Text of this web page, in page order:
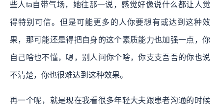
些人ta自带气场，她往那一说，感觉好像说什么都让人觉
得特别可信。但是可能更多的人你要想有或达到这种效
果，那可能还是得把自身的这个素质能力也加强一点，你
自己啥也不懂，嗯，别人问你个啥，你支支吾吾的你也说
不清楚，你也很难达到这种效果。
再一个呢，就是现在我看很多年轻大夫跟患者沟通的时候